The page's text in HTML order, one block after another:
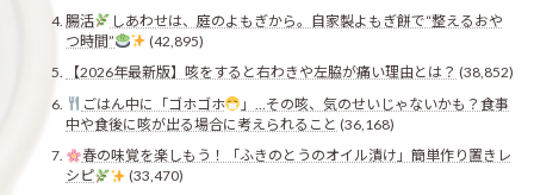
腸活
しあわせは、庭のよもぎから。自家製よもぎ餅で“整えるおや
つ時間”
(42,895)
【2026年最新版】咳をすると右わきや左脇が痛い理由とは？ (38,852)
ごはん中に「ゴホゴホ
」…その咳、気のせいじゃないかも？食事
中や食後に咳が出る場合に考えられること (36,168)
春の味覚を楽しもう！「ふきのとうのオイル漬け」簡単作り置きレ
シピ
(33,470)